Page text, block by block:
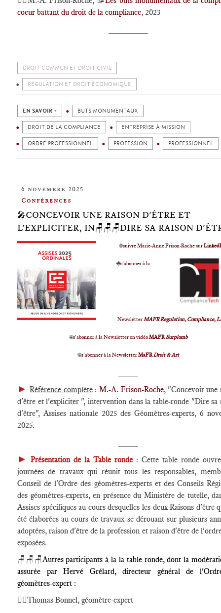
coeur battant du droit de la compliance, 2023
DROIT COMMUN ET DROIT CIVIL
RÉGULATION ET DROIT ÉCONOMIQUE
EN SAVOIR + BUTS MONUMENTAUX
DROIT DE LA COMPLIANCE ENTREPRISE À MISSION
ORDRE PROFESSIONNEL PROFESSION PROFESSIONNEL
6 novembre 2025
Conférences
🎤CONCEVOIR UNE RAISON D'ÊTRE ET
L'EXPLICITER, IN🪑🪑🪑DIRE SA RAISON
🌐suivre Marie-Anne Frison-Roche sur
🌐s'abonner à la
NewsletterMAFR Regulation, Compliance,
🌐s'abonner à la Newsletter en vidéoMAFRSurplomb
🌐s'abonner à la NewsletterMaFRDroit & Art
► Référence complète: M.-A. Frison-Roche, "Concevoir une
d'être et l'expliciter ", intervention dans la table-ronde "Dire sa
d'être", Assises nationale 2025 des Géomètres-experts, 6
2025.
► Présentation de la Table ronde: Cette table ronde
journées de travaux qui réunit tous les responsables,
Conseil de l'Ordre des géomètres-experts et des Conseils
des géomètres-experts, en présence du Ministère de tutelle,
Assises spécifiques au cours desquelles les deux Raisons d'être
été élaborées au cours de travaux se dérouant sur plusieurs
adoptées, raison d'être de la profession et raison d'être de
exposées.
🪑🪑🪑Autres participants à la la table ronde, dont la
assurée par Hervé Grélard, directeur général de
géomètres-expert :
🕴🏻Thomas Bonnel, géomètre-expert